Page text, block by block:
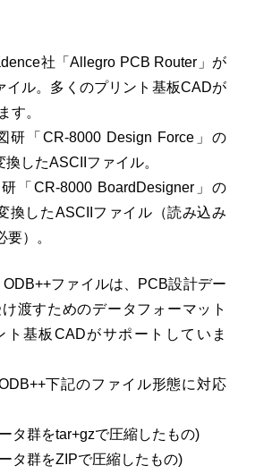
社「Allegro PCB Router」が
イル。多くのプリント基板CADが
す。
研「CR-8000 Design Force」の
したASCIIファイル。
研「CR-8000 BoardDesigner」の
換したASCIIファイル（読み込み
）。
ODB++ファイルは、PCB設計デー
渡すためのデータフォーマット
ト基板CADがサポートしていま
下記のファイル形態に対応
タ群をtar+gzで圧縮したもの)
タ群をZIPで圧縮したもの)